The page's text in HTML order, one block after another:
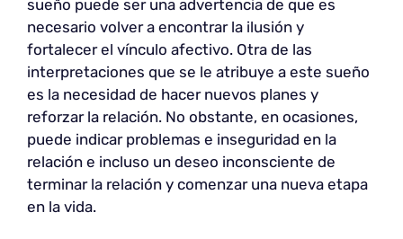
sueño puede ser una advertencia de que es
necesario volver a encontrar la ilusión y
fortalecer el vínculo afectivo. Otra de las
interpretaciones que se le atribuye a este sueño
es la necesidad de hacer nuevos planes y
reforzar la relación. No obstante, en ocasiones,
puede indicar problemas e inseguridad en la
relación e incluso un deseo inconsciente de
terminar la relación y comenzar una nueva etapa
en la vida.